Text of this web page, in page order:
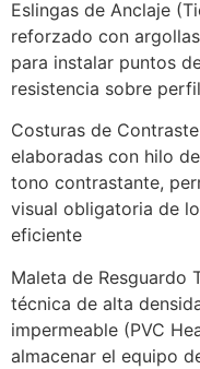
Eslingas de Anclaje
reforzado con
para instalar puntos
resistencia sobre
Costuras de
elaboradas con hilo
tono contrastante,
visual obligatoria de
eficiente
Maleta de Resguardo
técnica de alta
impermeable (PVC
almacenar el equipo